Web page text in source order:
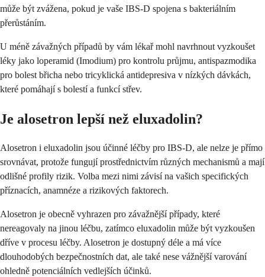
může být zvážena, pokud je vaše IBS-D spojena s bakteriálním
přerůstáním.
U méně závažných případů by vám lékař mohl navrhnout vyzkoušet
léky jako loperamid (Imodium) pro kontrolu průjmu, antispazmodika
pro bolest břicha nebo tricyklická antidepresiva v nízkých dávkách,
které pomáhají s bolestí a funkcí střev.
Je alosetron lepší než eluxadolin?
Alosetron i eluxadolin jsou účinné léčby pro IBS-D, ale nelze je přímo
srovnávat, protože fungují prostřednictvím různých mechanismů a mají
odlišné profily rizik. Volba mezi nimi závisí na vašich specifických
příznacích, anamnéze a rizikových faktorech.
Alosetron je obecně vyhrazen pro závažnější případy, které
nereagovaly na jinou léčbu, zatímco eluxadolin může být vyzkoušen
dříve v procesu léčby. Alosetron je dostupný déle a má více
dlouhodobých bezpečnostních dat, ale také nese vážnější varování
ohledně potenciálních vedlejších účinků.